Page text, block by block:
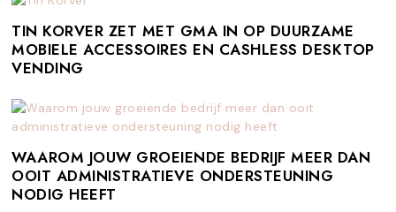
TIN KORVER ZET MET GMA IN OP DUURZAME
MOBIELE ACCESSOIRES EN CASHLESS DESKTOP
VENDING
WAAROM JOUW GROEIENDE BEDRIJF MEER DAN
OOIT ADMINISTRATIEVE ONDERSTEUNING
NODIG HEEFT